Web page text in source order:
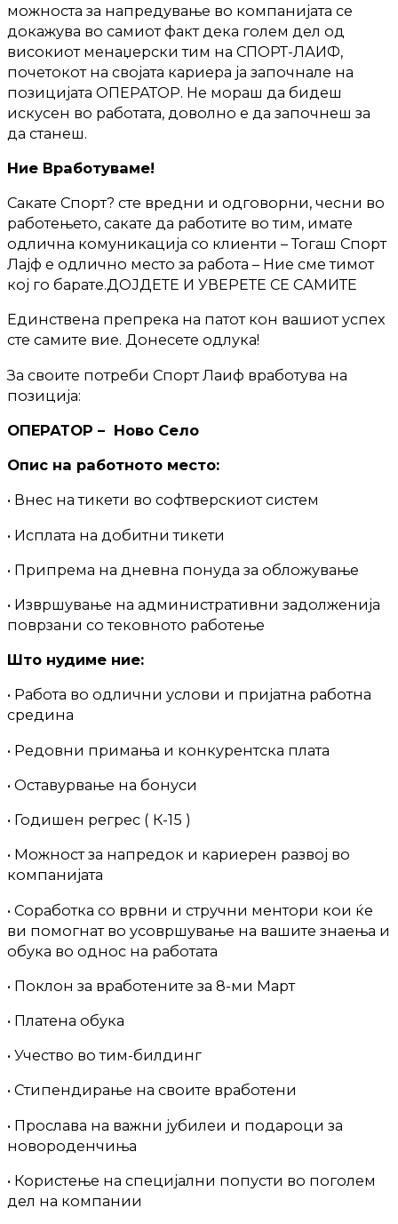
можноста за напредување во компанијата се
докажува во самиот факт дека голем дел од
високиот менаџерски тим на СПОРТ-ЛАИФ,
почетокот на својата кариера ја започнале на
позицијата ОПЕРАТОР. Не мораш да бидеш
искусен во работата, доволно е да започнеш за
да станеш.
Ние Вработуваме!
Сакате Спорт? сте вредни и одговорни, чесни во
работењето, сакате да работите во тим, имате
одлична комуникација со клиенти – Тогаш Спорт
Лајф е одлично место за работа – Ние сме тимот
кој го барате.ДОЈДЕТЕ И УВЕРЕТЕ СЕ САМИТЕ
Единствена препрека на патот кон вашиот успех
сте самите вие. Донесете одлука!
За своите потреби Спорт Лаиф вработува на
позиција:
ОПЕРАТОР – Ново Село
Опис на работното место:
• Внес на тикети во софтверскиот систем
• Исплата на добитни тикети
• Припрема на дневна понуда за обложување
• Извршување на административни задолженија
поврзани со тековното работење
Што нудиме ние:
• Работа во одлични услови и пријатна работна
средина
• Редовни примања и конкурентска плата
• Оставурвање на бонуси
• Годишен регрес ( К-15 )
• Можност за напредок и кариерен развој во
компанијата
• Соработка со врвни и стручни ментори кои ќе
ви помогнат во усовршување на вашите знаења и
обука во однос на работата
• Поклон за вработените за 8-ми Март
• Платена обука
• Учество во тим-билдинг
• Стипендирање на своите вработени
• Прослава на важни јубилеи и подароци за
новороденчиња
• Користење на специјални попусти во поголем
дел на компании